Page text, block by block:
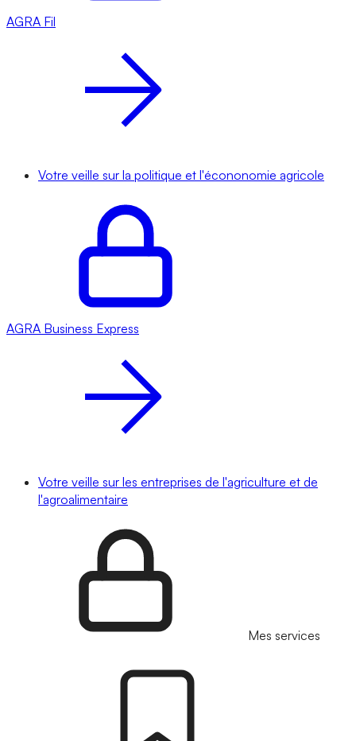
AGRA Fil
Votre veille sur la politique et l'écononomie agricole
AGRA Business Express
Votre veille sur les entreprises de l'agriculture et de
l'agroalimentaire
Mes services